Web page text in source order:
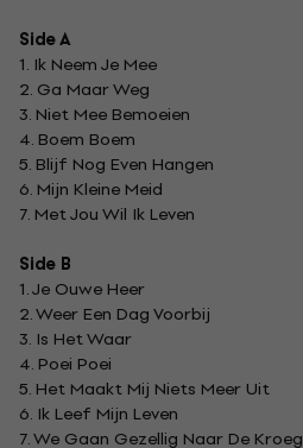
Side A
1. Ik Neem Je Mee
2. Ga Maar Weg
3. Niet Mee Bemoeien
4. Boem Boem
5. Blijf Nog Even Hangen
6. Mijn Kleine Meid
7. Met Jou Wil Ik Leven
Side B
1. Je Ouwe Heer
2. Weer Een Dag Voorbij
3. Is Het Waar
4. Poei Poei
5. Het Maakt Mij Niets Meer Uit
6. Ik Leef Mijn Leven
7. We Gaan Gezellig Naar De Kroeg